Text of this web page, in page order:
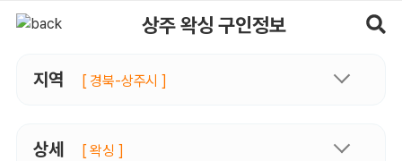
상주 왁싱 구인정보
지역 [ 경북-상주시 ]
상세 [ 왁싱 ]